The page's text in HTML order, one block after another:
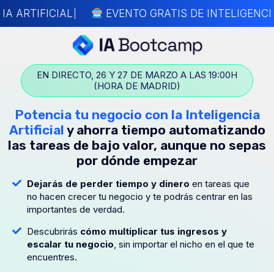
ARTIFICIAL EVENTO GRATIS DE
EN DIRECTO, 26 Y 27 DE MARZO A LAS 19:00H
(HORA DE MADRID)
Potencia tu negocio con la Inteligencia
Artificial y ahorra tiempo automatizando
las tareas de bajo valor, aunque no sepas
por dónde empezar
Dejarás de perder tiempo y dinero en tareas que
no hacen crecer tu negocio y te podrás centrar en las
importantes de verdad.
Descubrirás cómo multiplicar tus ingresos y
escalar tu negocio, sin importar el nicho en el que te
encuentres.